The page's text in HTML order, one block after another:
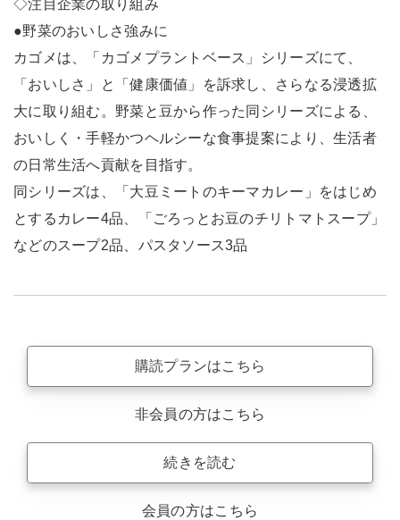
◇注目企業の取り組み
●野菜のおいしさ強みに
カゴメは、「カゴメプラントベース」シリーズにて、
「おいしさ」と「健康価値」を訴求し、さらなる浸透拡
大に取り組む。野菜と豆から作った同シリーズによる、
おいしく・手軽かつヘルシーな食事提案により、生活者
の日常生活へ貢献を目指す。
同シリーズは、「大豆ミートのキーマカレー」をはじめ
とするカレー4品、「ごろっとお豆のチリトマトスープ」
などのスープ2品、パスタソース3品
購読プランはこちら
非会員の方はこちら
続きを読む
会員の方はこちら